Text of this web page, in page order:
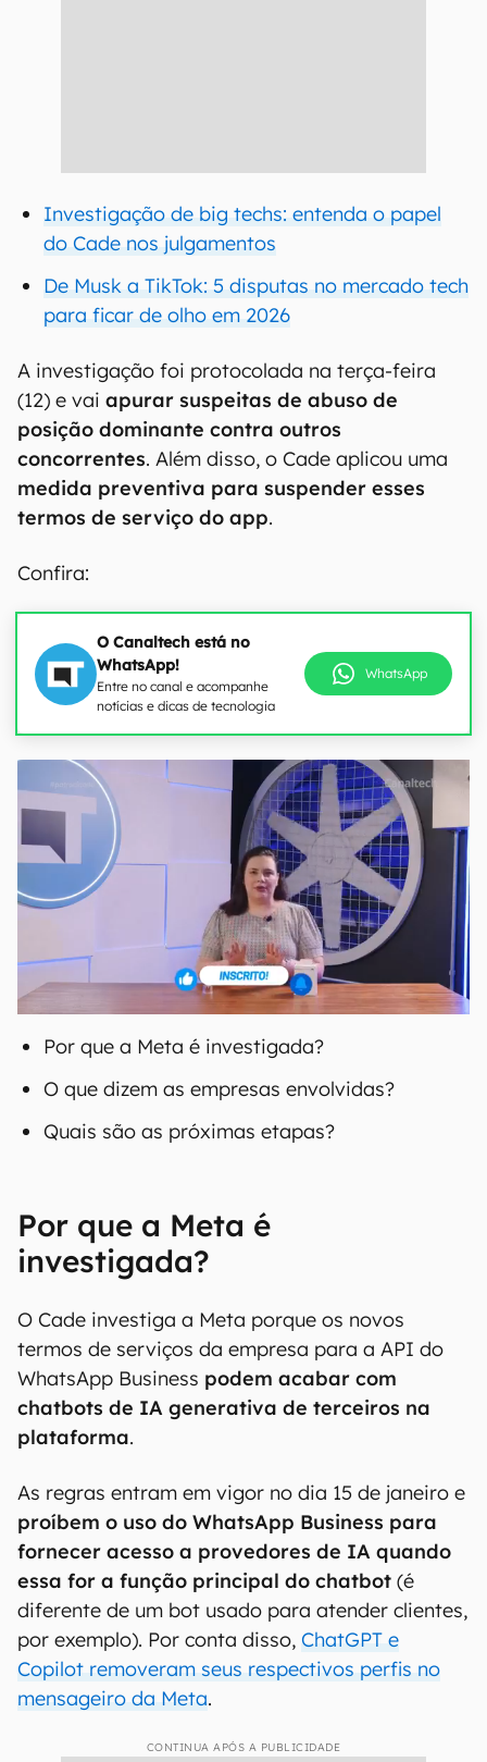
Investigação de big techs: entenda o papel
do Cade nos julgamentos
De Musk a TikTok: 5 disputas no mercado tech
para ficar de olho em 2026
A investigação foi protocolada na terça-feira
(12) e vai apurar suspeitas de abuso de
posição dominante contra outros
concorrentes. Além disso, o Cade aplicou uma
medida preventiva para suspender esses
termos de serviço do app.
Confira:
O Canaltech está no
WhatsApp!
Entre no canal e acompanhe
notícias e dicas de tecnologia
WhatsApp
Por que a Meta é investigada?
O que dizem as empresas envolvidas?
Quais são as próximas etapas?
Por que a Meta é
investigada?
O Cade investiga a Meta porque os novos
termos de serviços da empresa para a API do
WhatsApp Business podem acabar com
chatbots de IA generativa de terceiros na
plataforma.
As regras entram em vigor no dia 15 de janeiro e
proíbem o uso do WhatsApp Business para
fornecer acesso a provedores de IA quando
essa for a função principal do chatbot (é
diferente de um bot usado para atender clientes,
por exemplo). Por conta disso, ChatGPT e
Copilot removeram seus respectivos perfis no
mensageiro da Meta.
CONTINUA APÓS A PUBLICIDADE